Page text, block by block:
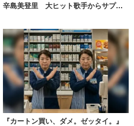
辛島美登里 大ヒット歌手からサプラ
『カートン買い、ダメ。ゼッタイ。』